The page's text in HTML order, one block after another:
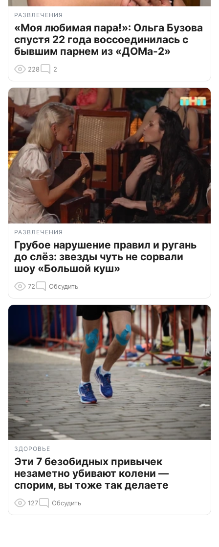
РАЗВЛЕЧЕНИЯ
«Моя любимая пара!»: Ольга Бузова
спустя 22 года воссоединилась с
бывшим парнем из «ДОМа-2»
228 2
РАЗВЛЕЧЕНИЯ
Грубое нарушение правил и ругань
до слёз: звезды чуть не сорвали
шоу «Большой куш»
72 Обсудить
ЗДОРОВЬЕ
Эти 7 безобидных привычек
незаметно убивают колени —
спорим, вы тоже так делаете
127 Обсудить